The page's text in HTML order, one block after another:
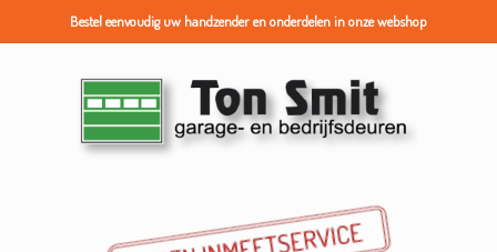
Bestel eenvoudig uw handzender en onderdelen in onze webshop